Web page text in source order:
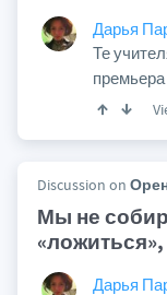
Дарья
Те
Discussion on
Мы не
Дарья